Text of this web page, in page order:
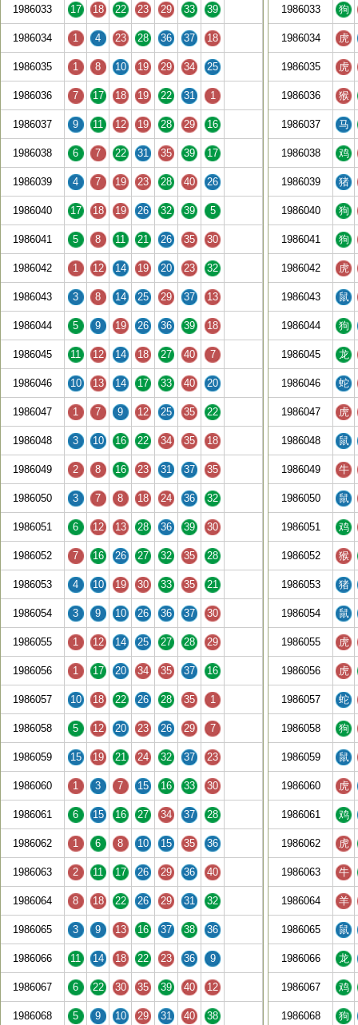
1986033 17 18 22 23 29 33 39
1986034 1 4 23 28 36 37 18
1986035 1 8 10 19 29 34 25
1986036 7 17 18 19 22 31 1
1986037 9 11 12 19 28 29 16
1986038 6 7 22 31 35 39 17
1986039 4 7 19 23 28 40 26
1986040 17 18 19 26 32 39 5
1986041 5 8 11 21 26 35 30
1986042 1 12 14 19 20 23 32
1986043 3 8 14 25 29 37 13
1986044 5 9 19 26 36 39 18
1986045 11 12 14 18 27 40 7
1986046 10 13 14 17 33 40 20
1986047 1 7 9 12 25 35 22
1986048 3 10 16 22 34 35 18
1986049 2 8 16 23 31 37 35
1986050 3 7 8 18 24 36 32
1986051 6 12 13 28 36 39 30
1986052 7 16 26 27 32 35 28
1986053 4 10 19 30 33 35 21
1986054 3 9 10 26 36 37 30
1986055 1 12 14 25 27 28 29
1986056 1 17 20 34 35 37 16
1986057 10 18 22 26 28 35 1
1986058 5 12 20 23 26 29 7
1986059 15 19 21 24 32 37 23
1986060 1 3 7 15 16 33 30
1986061 6 15 16 27 34 37 28
1986062 1 6 8 10 15 35 36
1986063 2 11 17 26 29 36 40
1986064 8 18 22 26 29 31 32
1986065 3 9 13 16 37 38 36
1986066 11 14 18 22 23 36 9
1986067 6 22 30 35 39 40 12
1986068 5 9 10 29 31 40 38
1986033 狗
1986034 虎
1986035 虎
1986036 猴
1986037 马
1986038 鸡
1986039 猪
1986040 狗
1986041 狗
1986042 虎
1986043 鼠
1986044 狗
1986045 龙
1986046 蛇
1986047 虎
1986048 鼠
1986049 牛
1986050 鼠
1986051 鸡
1986052 猴
1986053 猪
1986054 鼠
1986055 虎
1986056 虎
1986057 蛇
1986058 狗
1986059 鼠
1986060 虎
1986061 鸡
1986062 虎
1986063 牛
1986064 羊
1986065 鼠
1986066 龙
1986067 鸡
1986068 狗